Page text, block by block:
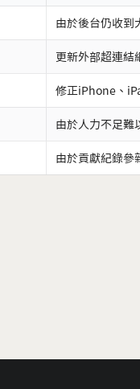
由於後台仍收到
更新外部超連結
修正iPhone、
由於人力不足難
由於貢獻紀錄參